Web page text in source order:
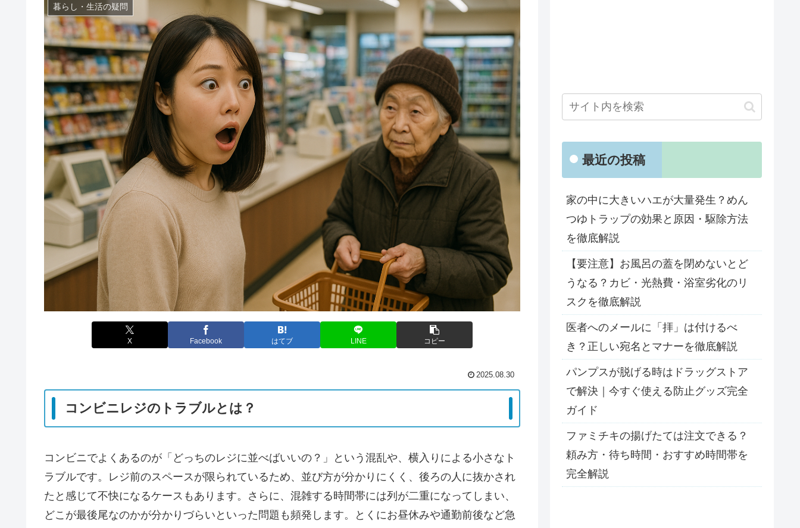
暮らし・生活の疑問
X Facebook はてブ LINE コピー
2025.08.30
コンビニレジのトラブルとは？
コンビニでよくあるのが「どっちのレジに並べばいいの？」という混乱や、横入りによる小さなト
ラブルです。レジ前のスペースが限られているため、並び方が分かりにくく、後ろの人に抜かされ
たと感じて不快になるケースもあります。さらに、混雑する時間帯には列が二重になってしまい、
どこが最後尾なのかが分かりづらいといった問題も頻発します。とくにお昼休みや通勤前後など急
最近の投稿
家の中に大きいハエが大量発生？めん
つゆトラップの効果と原因・駆除方法
を徹底解説
【要注意】お風呂の蓋を閉めないとど
うなる？カビ・光熱費・浴室劣化のリ
スクを徹底解説
医者へのメールに「拝」は付けるべ
き？正しい宛名とマナーを徹底解説
パンプスが脱げる時はドラッグストア
で解決｜今すぐ使える防止グッズ完全
ガイド
ファミチキの揚げたては注文できる？
頼み方・待ち時間・おすすめ時間帯を
完全解説